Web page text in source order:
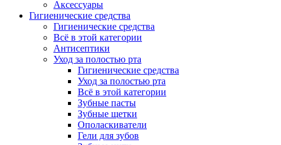
Аксессуары
Гигиенические средства
Гигиенические средства
Всё в этой категории
Антисептики
Уход за полостью рта
Гигиенические средства
Уход за полостью рта
Всё в этой категории
Зубные пасты
Зубные щетки
Ополаскиватели
Гели для зубов